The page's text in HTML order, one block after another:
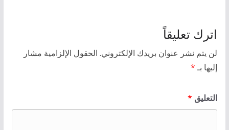
اترك تعليقاً
لن يتم نشر عنوان بريدك الإلكتروني. الحقول الإلزامية مشار
إليها بـ*
التعليق *